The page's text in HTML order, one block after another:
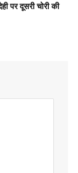
पर दूसरी चोरी की